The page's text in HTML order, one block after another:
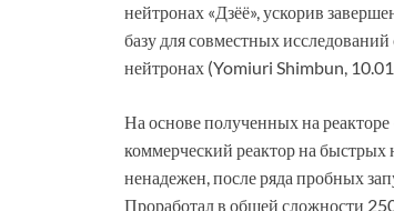
нейтронах «Дзёё», ускорив
базу для совместных
нейтронах (Yomiuri Shimbun,
На основе полученных на
коммерческий реактор на
ненадежен, после ряда пробных
Проработал в общей сложности